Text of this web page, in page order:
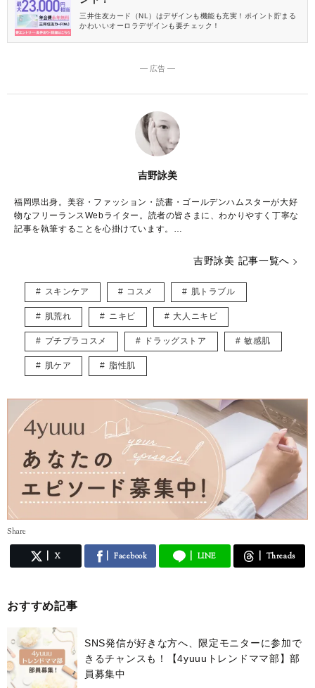
三井住友カード（NL）はデザインも機能も充実！ポイント貯まる
かわいいオーロラデザインも要チェック！
― 広告 ―
吉野詠美
福岡県出身。美容・ファッション・読書・ゴールデンハムスターが大好
物なフリーランスWebライター。読者の皆さまに、わかりやすく丁寧な
記事を執筆することを心掛けています。
日本コスメティック協会「コスメマイスター」「スキンケアマイスタ
▶︎▶︎ メンズスキンケア情報 ブログサイト
「メンズスキンケア学園」運営
https://mensskincaregakuen.com
▶︎▶︎ email
eimiyoshino8686@gmail.com
記事の内容または商品についてのご質問はお答えいたしかねます。
吉野詠美 記事一覧へ
スキンケア コスメ 肌トラブル
肌荒れ ニキビ 大人ニキビ
プチプラコスメ ドラッグストア 敏感肌
肌ケア 脂性肌
Share
X Facebook LINE Threads
おすすめ記事
SNS発信が好きな方へ、限定モニターに参加で
きるチャンスも！【4yuuuトレンドママ部】部
員募集中